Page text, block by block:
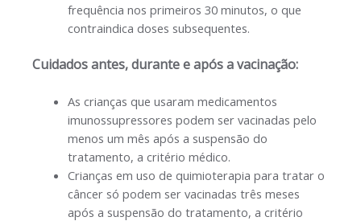
frequência nos primeiros 30 minutos, o que
contraindica doses subsequentes.
Cuidados antes, durante e após a vacinação:
As crianças que usaram medicamentos
imunossupressores podem ser vacinadas pelo
menos um mês após a suspensão do
tratamento, a critério médico.
Crianças em uso de quimioterapia para tratar o
câncer só podem ser vacinadas três meses
após a suspensão do tratamento, a critério